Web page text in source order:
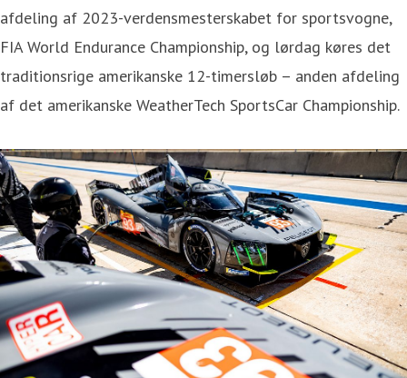
afdeling af 2023-verdensmesterskabet for sportsvogne,
FIA World Endurance Championship, og lørdag køres det
traditionsrige amerikanske 12-timersløb – anden afdeling
af det amerikanske WeatherTech SportsCar Championship.